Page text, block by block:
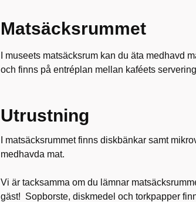
Matsäcksrummet
I museets matsäcksrum kan du äta medhavd
och finns på entréplan mellan kaféets
Utrustning
I matsäcksrummet finns diskbänkar samt
medhavda mat.
Vi är tacksamma om du lämnar
gäst! Sopborste, diskmedel och torkpapper